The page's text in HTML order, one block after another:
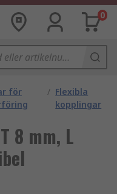
0
för
/ Flexibla
kopplingar
8 mm, L